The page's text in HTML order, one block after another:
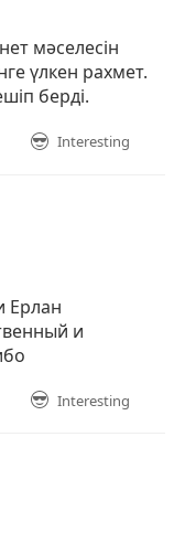
мәселесін
үлкен рахмет.
берді.
Interesting
Ерлан
и
Interesting